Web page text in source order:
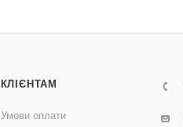
КЛІЄНТАМ
Умови оплати